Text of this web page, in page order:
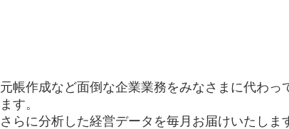
元帳作成など面倒な企業業務をみなさまに代わっ
ます。
さらに分析した経営データを毎月お届けいたしま